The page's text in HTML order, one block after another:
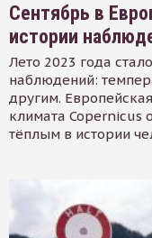
Сентябрь в
истории
Лето 2023 года
наблюдений:
другим.
климата Copernicus
тёплым в истории